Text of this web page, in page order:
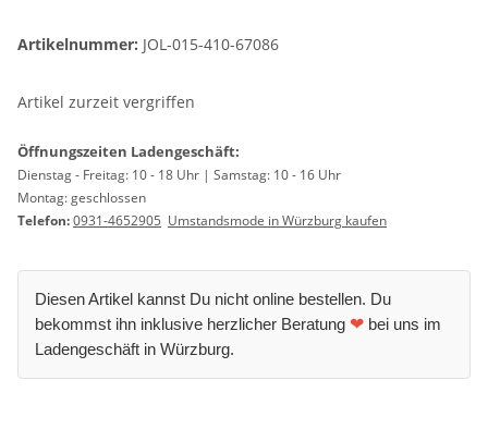
Artikelnummer: JOL-015-410-67086
Artikel zurzeit vergriffen
Öffnungszeiten Ladengeschäft:
Dienstag - Freitag: 10 - 18 Uhr | Samstag: 10 - 16 Uhr
Montag: geschlossen
Telefon:0931-4652905 Umstandsmode in Würzburg kaufen
Diesen Artikel kannst Du nicht online bestellen. Du
bekommst ihn inklusive herzlicher Beratung ❤ bei uns im
Ladengeschäft in Würzburg.